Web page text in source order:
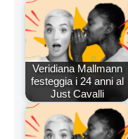
Veridiana Mallmann
festeggia i 24 anni al
Just Cavalli